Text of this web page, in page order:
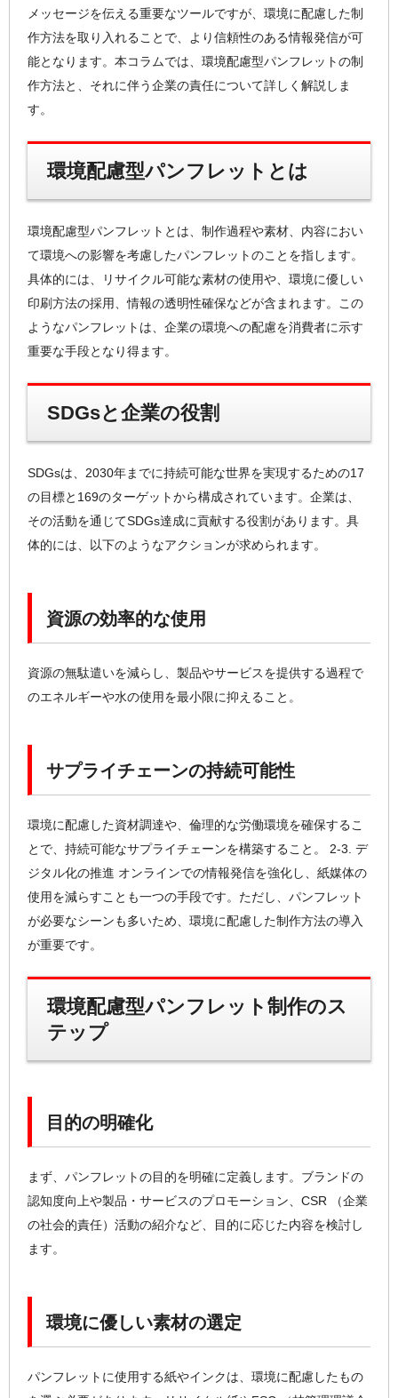
メッセージを伝える重要なツールですが、環境に配慮した制
作方法を取り入れることで、より信頼性のある情報発信が可
能となります。本コラムでは、環境配慮型パンフレットの制
作方法と、それに伴う企業の責任について詳しく解説しま
す。
環境配慮型パンフレットとは
環境配慮型パンフレットとは、制作過程や素材、内容におい
て環境への影響を考慮したパンフレットのことを指します。
具体的には、リサイクル可能な素材の使用や、環境に優しい
印刷方法の採用、情報の透明性確保などが含まれます。この
ようなパンフレットは、企業の環境への配慮を消費者に示す
重要な手段となり得ます。
SDGsと企業の役割
SDGsは、2030年までに持続可能な世界を実現するための17
の目標と169のターゲットから構成されています。企業は、
その活動を通じてSDGs達成に貢献する役割があります。具
体的には、以下のようなアクションが求められます。
資源の効率的な使用
資源の無駄遣いを減らし、製品やサービスを提供する過程で
のエネルギーや水の使用を最小限に抑えること。
サプライチェーンの持続可能性
環境に配慮した資材調達や、倫理的な労働環境を確保するこ
とで、持続可能なサプライチェーンを構築すること。 2-3. デ
ジタル化の推進 オンラインでの情報発信を強化し、紙媒体の
使用を減らすことも一つの手段です。ただし、パンフレット
が必要なシーンも多いため、環境に配慮した制作方法の導入
が重要です。
環境配慮型パンフレット制作のス
テップ
目的の明確化
まず、パンフレットの目的を明確に定義します。ブランドの
認知度向上や製品・サービスのプロモーション、CSR （企業
の社会的責任）活動の紹介など、目的に応じた内容を検討し
ます。
環境に優しい素材の選定
パンフレットに使用する紙やインクは、環境に配慮したもの